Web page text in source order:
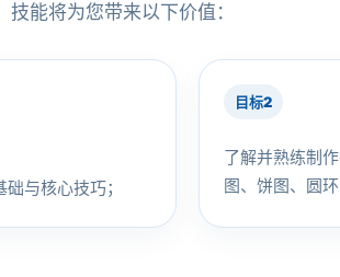
能将为您带来以下价值：
与核心技巧；
目标2
了解并熟练制
图、饼图、圆